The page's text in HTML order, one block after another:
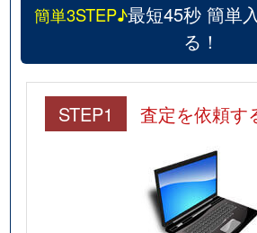
簡単3STEP♪最短45秒 簡単
る！
STEP1 査定を依頼す